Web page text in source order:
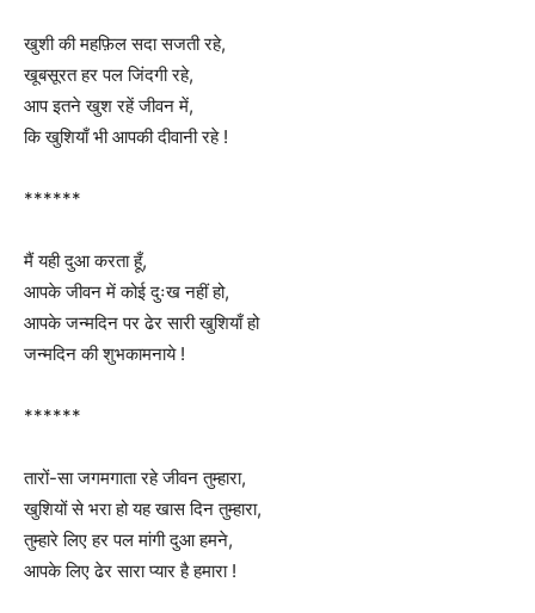
खुशी की महफ़िल सदा सजती रहे,
खूबसूरत हर पल जिंदगी रहे,
आप इतने खुश रहें जीवन में,
कि खुशियाँ भी आपकी दीवानी रहे !
******
मैं यही दुआ करता हूँ,
आपके जीवन में कोई दुःख नहीं हो,
आपके जन्मदिन पर ढेर सारी खुशियाँ हो
जन्मदिन की शुभकामनाये !
******
तारों-सा जगमगाता रहे जीवन तुम्हारा,
खुशियों से भरा हो यह खास दिन तुम्हारा,
तुम्हारे लिए हर पल मांगी दुआ हमने,
आपके लिए ढेर सारा प्यार है हमारा !